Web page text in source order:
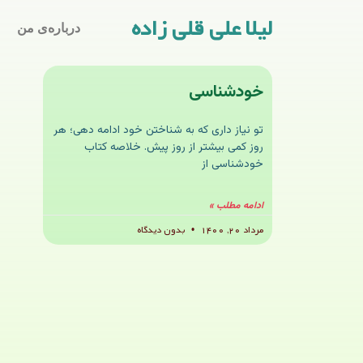
لیلا علی قلی زاده درباره‌ی من
خودشناسی
تو نیاز داری که به شناختن خود ادامه دهی؛ هر
روز کمی بیشتر از روز پیش. خلاصه کتاب
خودشناسی از
ادامه مطلب »
مرداد ۲۰, ۱۴۰۰
بدون دیدگاه